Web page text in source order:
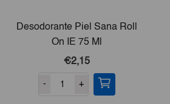
Desodorante Piel Sana Roll
On IE 75 Ml
€2,15
- +